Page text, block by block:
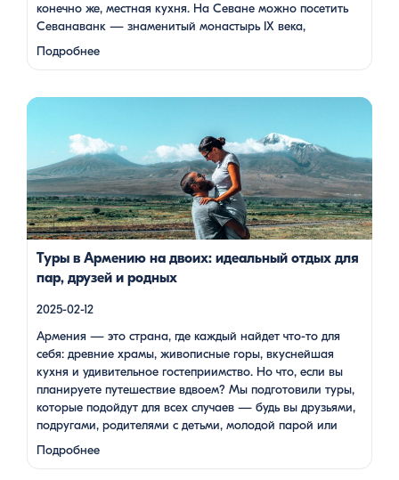
конечно же, местная кухня. На Севане можно посетить
Севанаванк — знаменитый монастырь IX века,
расположенный на полуострове, а также Айраванк,
который менее известен, но не менее …
Подробнее
Армения — это страна, где каждый найдет что-то для себя:
удивительное гостеприимство. Но что, если вы планируете
путешествие вдвоем? Мы подготовили туры, которые
подойдут для всех случаев — будь вы друзьями, подругами,
родителями с детьми, молодой парой или супругами в
возрасте. Какой тур выбрать для путешествия вдвоем? 1. […]
Туры в Армению на двоих: идеальный отдых для
пар, друзей и родных
2025-02-12
Армения — это страна, где каждый найдет что-то для
себя: древние храмы, живописные горы, вкуснейшая
кухня и удивительное гостеприимство. Но что, если вы
планируете путешествие вдвоем? Мы подготовили туры,
которые подойдут для всех случаев — будь вы друзьями,
подругами, родителями с детьми, молодой парой или
супругами в возрасте. Какой тур выбрать для
путешествия вдвоем? 1. …
Подробнее